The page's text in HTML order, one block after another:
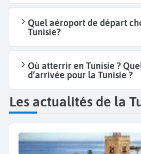
Quel aéroport de départ
Tunisie?
Où atterrir en Tunisie ?
d’arrivée pour la Tunisie ?
Les actualités de la